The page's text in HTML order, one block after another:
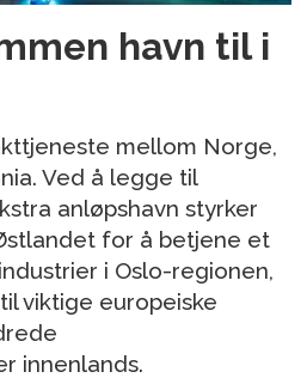
havn til i
mellom Norge,
Ved å legge til
anløpshavn styrker
for å betjene et
i Oslo-regionen,
viktige europeiske
innenlands.